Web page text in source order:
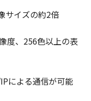
ノンの関連会
売店がかかる
いた場合でも
サー、キヤノ
、それらの販
も、「本ソフト
ア」の使用に
サイズの約2倍
度、256色以上の表
による通信が可能